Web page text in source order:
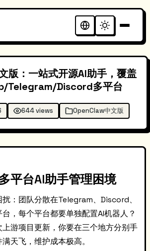
版：一站式开源AI助手，覆盖
Telegram/Discord多平台
644 views OpenClaw中文版
平台AI助手管理困境
：团队分散在Telegram、Discord、
，每个平台都要单独配置AI机器人？
游项目更新，你要在三个地方分别手
天飞，维护成本极高。